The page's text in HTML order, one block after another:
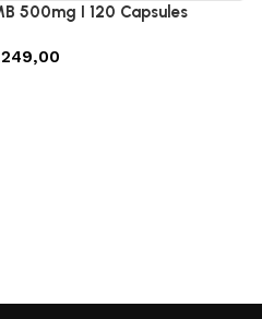
500mg I 120 Capsules
249,00